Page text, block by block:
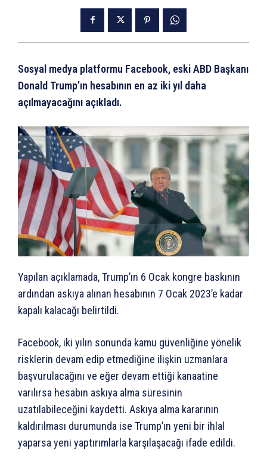
Sosyal medya platformu Facebook, eski ABD Başkanı
Donald Trump’ın hesabının en az iki yıl daha
açılmayacağını açıkladı.
Yapılan açıklamada, Trump’ın 6 Ocak kongre baskının
ardından askıya alınan hesabının 7 Ocak 2023’e kadar
kapalı kalacağı belirtildi.
Facebook, iki yılın sonunda kamu güvenliğine yönelik
risklerin devam edip etmediğine ilişkin uzmanlara
başvurulacağını ve eğer devam ettiği kanaatine
varılırsa hesabın askıya alma süresinin
uzatılabileceğini kaydetti. Askıya alma kararının
kaldırılması durumunda ise Trump’ın yeni bir ihlal
yaparsa yeni yaptırımlarla karşılaşacağı ifade edildi.